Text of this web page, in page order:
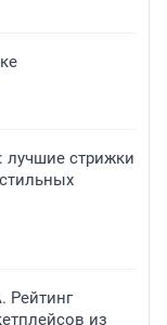
стрижки
Рейтинг
из